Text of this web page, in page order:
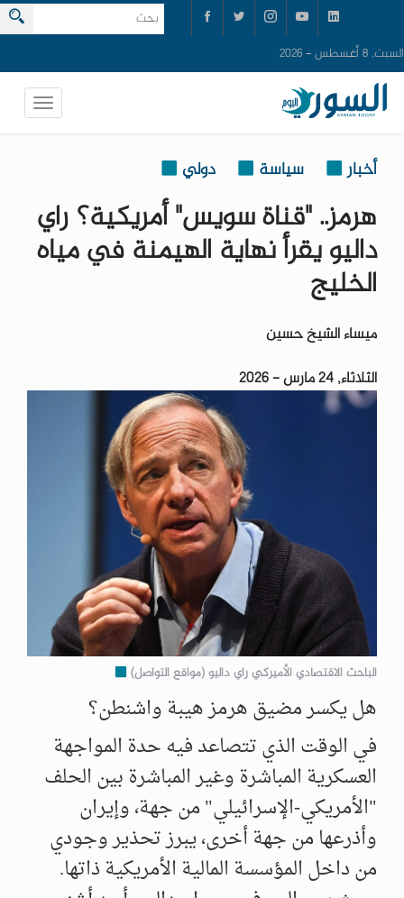
السبت, 8 أغسطس - 2026
أخبار سياسة دولي
هرمز.. "قناة سويس" أمريكية؟ راي
داليو يقرأ نهاية الهيمنة في مياه
الخليج
ميساء الشيخ حسين
الثلاثاء, 24 مارس - 2026
الباحث الاقتصادي الأميركي راي داليو (مواقع التواصل)
هل يكسر مضيق هرمز هيبة واشنطن؟
في الوقت الذي تتصاعد فيه حدة المواجهة
العسكرية المباشرة وغير المباشرة بين الحلف
"الأمريكي-الإسرائيلي" من جهة، وإيران
وأذرعها من جهة أخرى، يبرز تحذير وجودي
من داخل المؤسسة المالية الأمريكية ذاتها.